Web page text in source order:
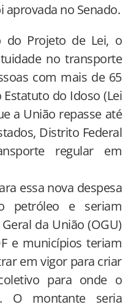
aprovada no Senado.
do Projeto de Lei, o
no transporte
com mais de 65
do Idoso (Lei
a União repasse até
Distrito Federal
regular em
essa nova despesa
petróleo e seriam
da União (OGU)
e municípios teriam
em vigor para criar
para onde o
O montante seria